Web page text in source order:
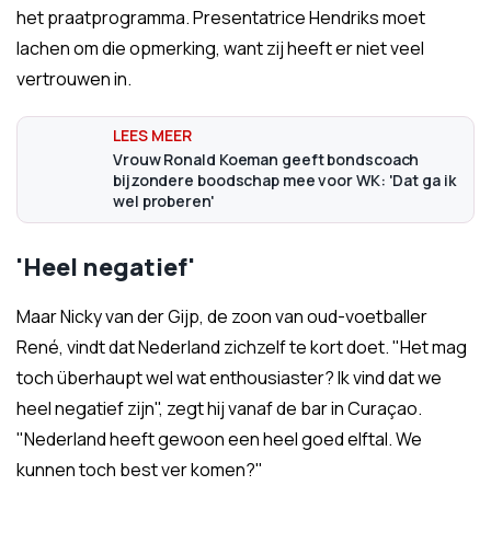
het praatprogramma. Presentatrice Hendriks moet
lachen om die opmerking, want zij heeft er niet veel
vertrouwen in.
Vrouw Ronald Koeman geeft bondscoach
bijzondere boodschap mee voor WK: 'Dat ga ik
wel proberen'
'Heel negatief'
Maar Nicky van der Gijp, de zoon van oud-voetballer
René, vindt dat Nederland zichzelf te kort doet. "Het mag
toch überhaupt wel wat enthousiaster? Ik vind dat we
heel negatief zijn", zegt hij vanaf de bar in Curaçao.
"Nederland heeft gewoon een heel goed elftal. We
kunnen toch best ver komen?"